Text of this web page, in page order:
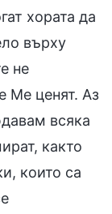
хората да
върху
не
Ме ценят. Аз
всяка
както
които са